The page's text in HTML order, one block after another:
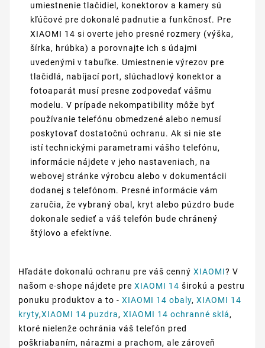
umiestnenie tlačidiel, konektorov a kamery sú
kľúčové pre dokonalé padnutie a funkčnosť. Pre
XIAOMI 14 si overte jeho presné rozmery (výška,
šírka, hrúbka) a porovnajte ich s údajmi
uvedenými v tabuľke. Umiestnenie výrezov pre
tlačidlá, nabíjací port, slúchadlový konektor a
fotoaparát musí presne zodpovedať vášmu
modelu. V prípade nekompatibility môže byť
používanie telefónu obmedzené alebo nemusí
poskytovať dostatočnú ochranu. Ak si nie ste
istí technickými parametrami vášho telefónu,
informácie nájdete v jeho nastaveniach, na
webovej stránke výrobcu alebo v dokumentácii
dodanej s telefónom. Presné informácie vám
zaručia, že vybraný obal, kryt alebo púzdro bude
dokonale sedieť a váš telefón bude chránený
štýlovo a efektívne.
Hľadáte dokonalú ochranu pre váš cenný XIAOMI? V
našom e-shope nájdete pre XIAOMI 14 širokú a pestru
ponuku produktov a to - XIAOMI 14 obaly, XIAOMI 14
kryty,XIAOMI 14 puzdra, XIAOMI 14 ochranné sklá,
ktoré nielenže ochránia váš telefón pred
poškriabaním, nárazmi a prachom, ale zároveň